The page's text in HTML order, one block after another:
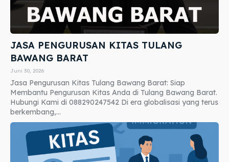
JASA PENGURUSAN KITAS TULANG
BAWANG BARAT
Juni 30, 2026
Jasa Pengurusan Kitas Tulang Bawang Barat: Siap
Membantu Pengurusan Kitas Anda di Tulang Bawang Barat.
Hubungi Kami di 088290247542 Di era globalisasi yang terus
berkembang,...